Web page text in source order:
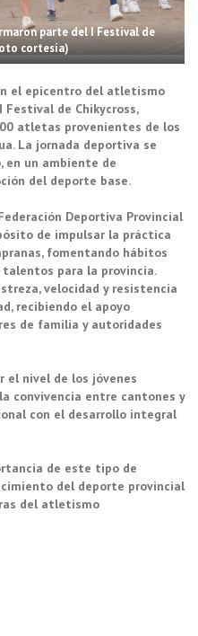
parte del I Festival de
cortesía)
el epicentro del atletismo
de Chikycross,
atletas provenientes de los
La jornada deportiva se
en un ambiente de
del deporte base.
Deportiva Provincial
de impulsar la práctica
fomentando hábitos
para la provincia.
velocidad y resistencia
recibiendo el apoyo
de familia y autoridades
el nivel de los jóvenes
convivencia entre cantones y
con el desarrollo integral
de este tipo de
del deporte provincial
del atletismo